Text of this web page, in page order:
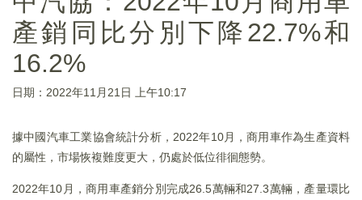
產銷同比分別下降22.7%和
16.2%
日期：2022年11月21日 上午10:17
據中國汽車工業協會統計分析，2022年10月，商用車作為生產資料
的屬性，市場恢複難度更大，仍處於低位徘徊態勢。
2022年10月，商用車產銷分別完成26.5萬輛和27.3萬輛，產量環比